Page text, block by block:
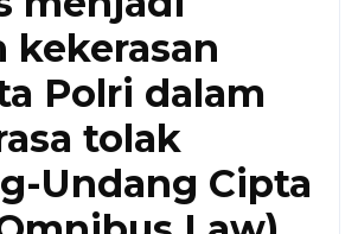
kekerasan
Polri dalam
tolak
Undang Cipta